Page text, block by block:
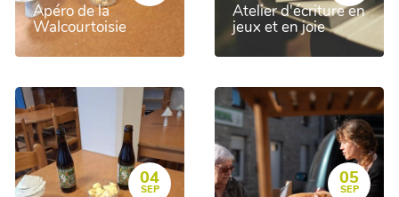
Apéro de la
Walcourtoisie
Atelier d'écriture en
jeux et en joie
04
SEP
05
SEP